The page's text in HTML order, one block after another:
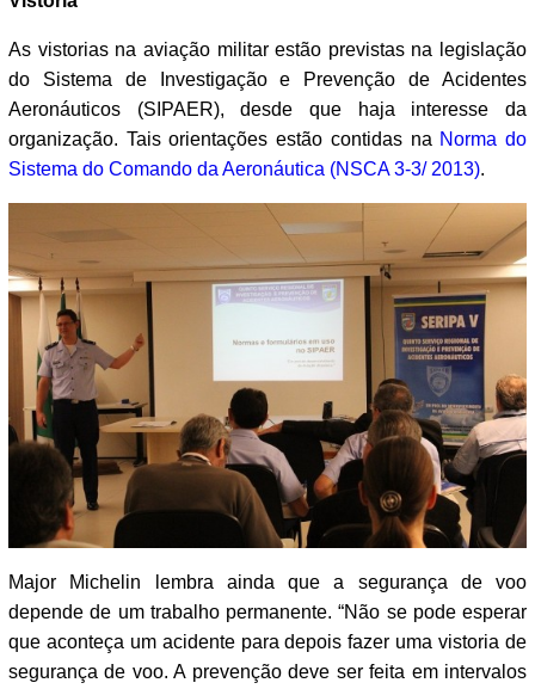
As vistorias na aviação militar estão previstas na legislação
do Sistema de Investigação e Prevenção de Acidentes
Aeronáuticos (SIPAER), desde que haja interesse da
organização. Tais orientações estão contidas na Norma do
Sistema do Comando da Aeronáutica (NSCA 3-3/ 2013).
Major Michelin lembra ainda que a segurança de voo
depende de um trabalho permanente. “Não se pode esperar
que aconteça um acidente para depois fazer uma vistoria de
segurança de voo. A prevenção deve ser feita em intervalos